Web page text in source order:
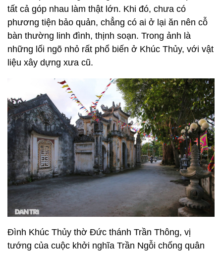
tất cả góp nhau làm thật lớn. Khi đó, chưa có
phương tiện bảo quản, chẳng có ai ở lại ăn nên cỗ
bàn thường linh đình, thịnh soạn. Trong ảnh là
những lối ngõ nhỏ rất phổ biến ở Khúc Thủy, với vật
liệu xây dựng xưa cũ.
Đình Khúc Thủy thờ Đức thánh Trần Thông, vị
tướng của cuộc khởi nghĩa Trần Ngỗi chống quân